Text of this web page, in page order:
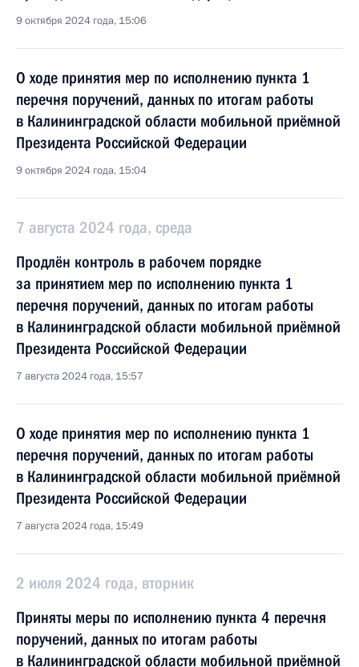
9 октября 2024 года, 15:06
О ходе принятия мер по исполнению пункта 1
перечня поручений, данных по итогам работы
в Калининградской области мобильной приёмной
Президента Российской Федерации
9 октября 2024 года, 15:04
7 августа 2024 года, среда
Продлён контроль в рабочем порядке
за принятием мер по исполнению пункта 1
перечня поручений, данных по итогам работы
в Калининградской области мобильной приёмной
Президента Российской Федерации
7 августа 2024 года, 15:57
О ходе принятия мер по исполнению пункта 1
перечня поручений, данных по итогам работы
в Калининградской области мобильной приёмной
Президента Российской Федерации
7 августа 2024 года, 15:49
2 июля 2024 года, вторник
Приняты меры по исполнению пункта 4 перечня
поручений, данных по итогам работы
в Калининградской области мобильной приёмной